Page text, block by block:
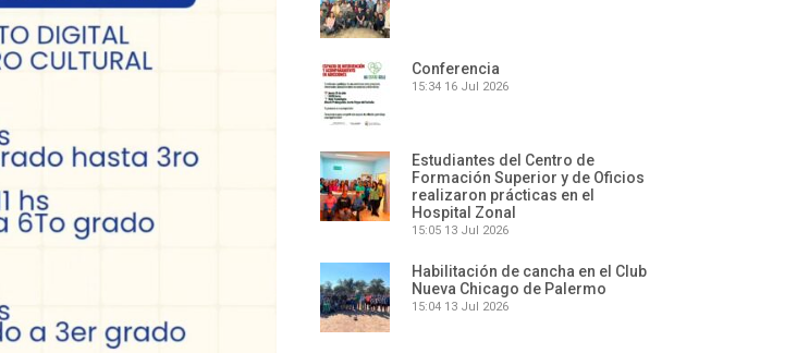
Conferencia
15:34 16 Jul 2026
Estudiantes del Centro de
Formación Superior y de Oficios
realizaron prácticas en el
Hospital Zonal
15:05 13 Jul 2026
Habilitación de cancha en el Club
Nueva Chicago de Palermo
15:04 13 Jul 2026